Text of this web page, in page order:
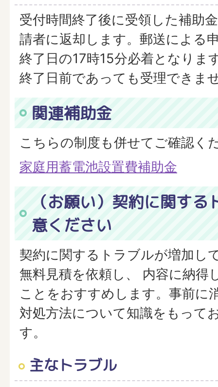
受付時間終了後に受領した補助
請者に返却します。郵送による
終了日の17時15分必着となりま
終了日前であっても受理できま
関連補助金
こちらの制度も併せてご確認く
家庭用蓄電池設置費補助金
（お願い）契約に関す
意ください
契約に関するトラブルが増加し
無料見積を依頼し、 内容に納得
ことをおすすめします。事前に
対処方法について知識をもって
す。
主なトラブル